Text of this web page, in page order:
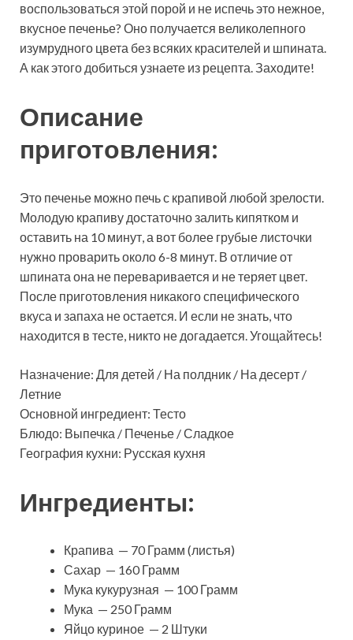
воспользоваться этой порой и не испечь это нежное,
вкусное печенье? Оно получается великолепного
изумрудного цвета без всяких красителей и шпината.
А как этого добиться узнаете из рецепта. Заходите!
Описание
приготовления:
Это печенье можно печь с крапивой любой зрелости.
Молодую крапиву достаточно залить кипятком и
оставить на 10 минут, а вот более грубые листочки
нужно проварить около 6-8 минут. В отличие от
шпината она не переваривается и не теряет цвет.
После приготовления никакого специфического
вкуса и запаха не остается. И если не знать, что
находится в тесте, никто не догадается. Угощайтесь!
Назначение: Для детей / На полдник / На десерт /
Летние
Основной ингредиент: Тесто
Блюдо: Выпечка / Печенье / Сладкое
География кухни: Русская кухня
Ингредиенты:
Крапива — 70 Грамм (листья)
Сахар — 160 Грамм
Мука кукурузная — 100 Грамм
Мука — 250 Грамм
Яйцо куриное — 2 Штуки